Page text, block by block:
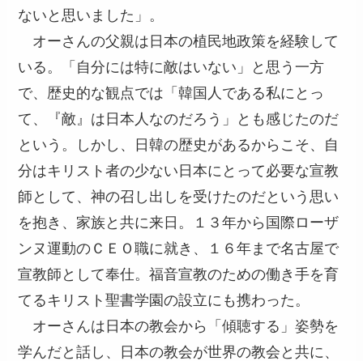
ないと思いました」。
オーさんの父親は日本の植民地政策を経験して
いる。「自分には特に敵はいない」と思う一方
で、歴史的な観点では「韓国人である私にとっ
て、『敵』は日本人なのだろう」とも感じたのだ
という。しかし、日韓の歴史があるからこそ、自
分はキリスト者の少ない日本にとって必要な宣教
師として、神の召し出しを受けたのだという思い
を抱き、家族と共に来日。１３年から国際ローザ
ンヌ運動のＣＥＯ職に就き、１６年まで名古屋で
宣教師として奉仕。福音宣教のための働き手を育
てるキリスト聖書学園の設立にも携わった。
オーさんは日本の教会から「傾聴する」姿勢を
学んだと話し、日本の教会が世界の教会と共に、